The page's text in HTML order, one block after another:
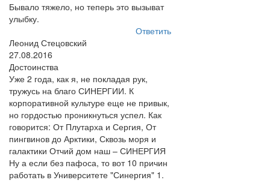
Бывало тяжело, но теперь это вызыват
улыбку.
Ответить
Леонид Стецовский
27.08.2016
Достоинства
Уже 2 года, как я, не покладая рук,
тружусь на благо СИНЕРГИИ. К
корпоративной культуре еще не привык,
но гордостью проникнуться успел. Как
говорится: От Плутарха и Сергия, От
пингвинов до Арктики, Сквозь моря и
галактики Отчий дом наш – СИНЕРГИЯ
Ну а если без пафоса, то вот 10 причин
работать в Университете "Синергия" 1.